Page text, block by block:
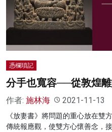
名家榜
憑欄瑣記
分手也寬容──從敦煌
作者: 施林海 2021-11-13
《放妻書》將問題的重心放在雙
傳統報應觀，使雙方心懷善念，